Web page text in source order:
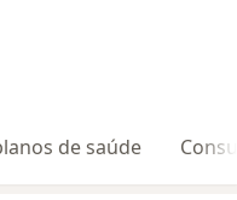
de saúde